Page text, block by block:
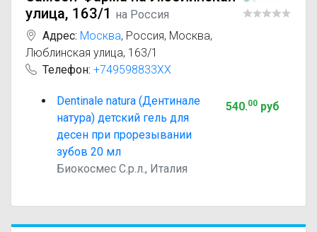
улица, 163/1 на Россия
Адрес: Москва, Россия, Москва,
Люблинская улица, 163/1
Телефон: +749598833XX
Dentinale natura (Дентинале
натура) детский гель для
десен при прорезывании
зубов 20 мл
Биокосмес С.р.л., Италия
540.00руб